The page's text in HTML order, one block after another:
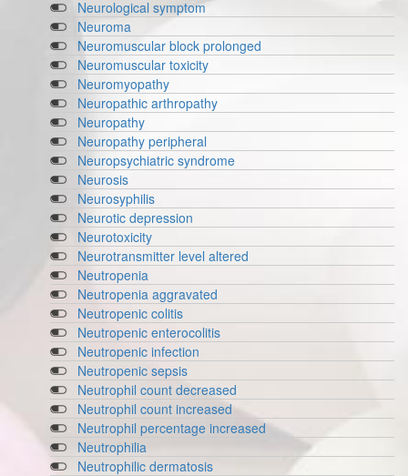
Neurological symptom
Neuroma
Neuromuscular block prolonged
Neuromuscular toxicity
Neuromyopathy
Neuropathic arthropathy
Neuropathy
Neuropathy peripheral
Neuropsychiatric syndrome
Neurosis
Neurosyphilis
Neurotic depression
Neurotoxicity
Neurotransmitter level altered
Neutropenia
Neutropenia aggravated
Neutropenic colitis
Neutropenic enterocolitis
Neutropenic infection
Neutropenic sepsis
Neutrophil count decreased
Neutrophil count increased
Neutrophil percentage increased
Neutrophilia
Neutrophilic dermatosis